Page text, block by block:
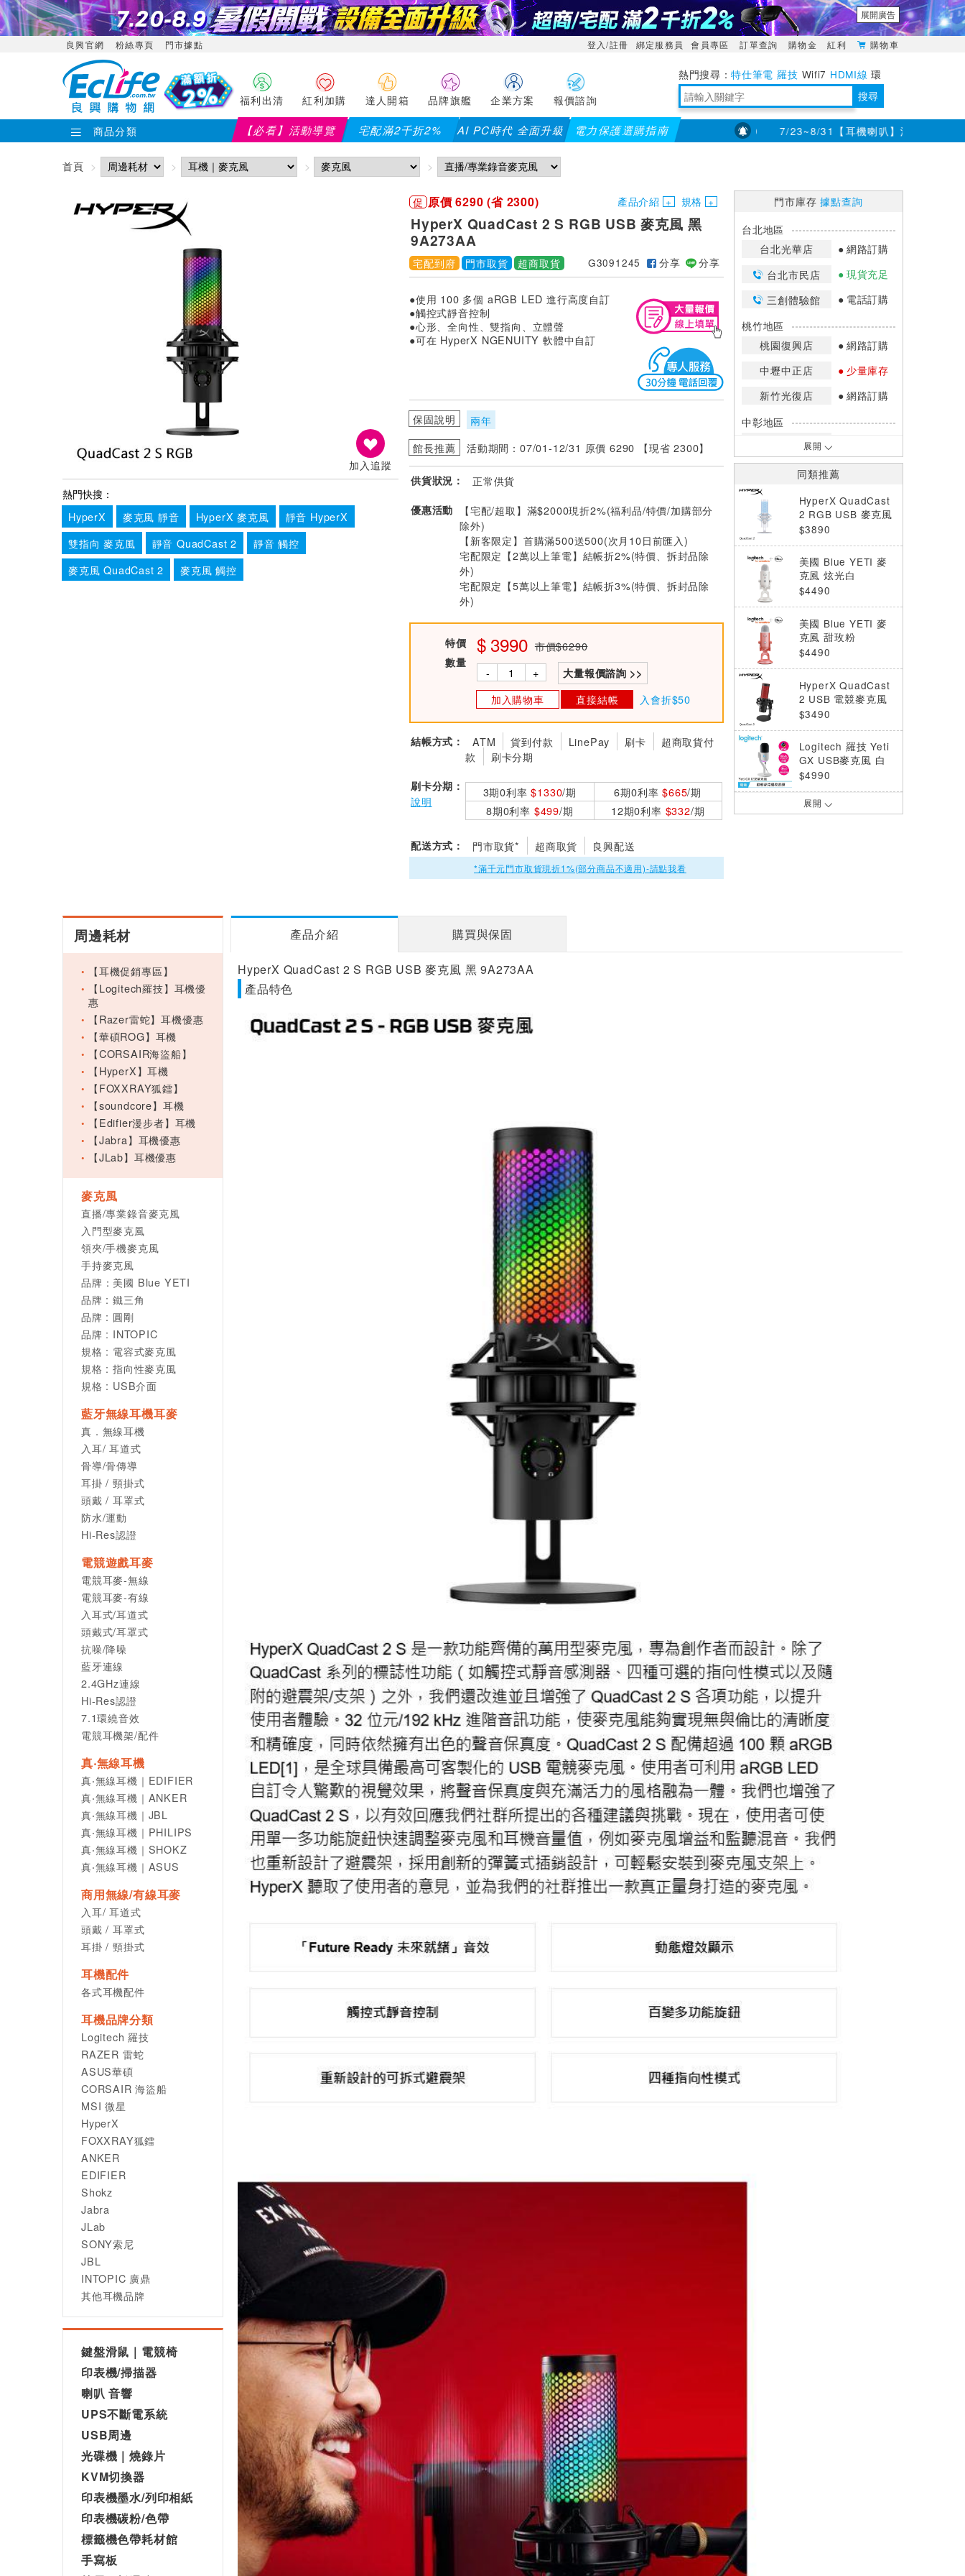
展開廣告
良興官網 粉絲專頁 門市據點 登入/註冊 綁定服務員 會員專區 訂單查詢 購物金 紅利 購物車
福利出清 紅利加購 達人開箱 品牌旗艦 企業方案 報價諮詢
特仕筆電 羅技 Wifi7 HDMI線 環
境量測 明緯POWER 搜尋
商品分類 【必看】活動導覽 宅配滿2千折2% AI PC時代 全面升級 電力保護選購指南
【PX大通】全館滿千折百(部分品項不適用，滿2千折200...) 儀錶指定款單筆滿8000折200 (最高可折$400 7/23~8/31【耳機喇叭】滿千折百 (最高折3
首頁
加入追蹤
熱門快搜：
HyperX
麥克風 靜音 HyperX 麥克風
靜音 HyperX
雙指向 麥克風
靜音 QuadCast 2
靜音 觸控
麥克風 QuadCast 2
麥克風 觸控
促 原價 6290 (省 2300) 產品介紹 規格
HyperX QuadCast 2 S RGB USB 麥克風 黑
9A273AA
宅配到府 門市取貨 超商取貨 G3091245 分享 分享
●使用 100 多個 aRGB LED 進行高度自訂
●觸控式靜音控制
●心形、全向性、雙指向、立體聲
●可在 HyperX NGENUITY 軟體中自訂
保固說明
兩年
館長推薦
活動期間：07/01-12/31 原價 6290 【現省 2300】
供貨狀況： 正常供貨
優惠活動
【宅配/超取】滿$2000現折2%(福利品/特價/加購部分
除外)
【新客限定】首購滿500送500(次月10日前匯入)
宅配限定【2萬以上筆電】結帳折2%(特價、拆封品除
外)
宅配限定【5萬以上筆電】結帳折3%(特價、拆封品除
外)
特價 3990 市價$6290
數量
- + 大量報價諮詢 >>
加入購物車 直接結帳 入會折$50
結帳方式： ATM 貨到付款 LinePay 刷卡
超商取貨付
款
刷卡分期
刷卡分期：
說明
3期0利率$1330/期 6期0利率$665/期
8期0利率 $499/期 12期0利率 $332/期
配送方式： 門市取貨* 超商取貨 良興配送
*滿千元門市取貨現折1%(部分商品不適用)-請點我看
門市庫存據點查詢
台北地區
台北光華店
網路訂購
台北市民店
現貨充足
三創體驗館
電話訂購
桃竹地區
桃園復興店
網路訂購
中壢中正店
少量庫存
新竹光復店
網路訂購
中彰地區
台中英才店
嘉南地區
高雄中華店
高雄鳳山店
網路訂購
*庫存數量：網路訂購(0)、少量庫存
*門市庫存以店內實際數量為準，可使
用專人服務或撥打門市電話洽詢。
展開
同類推薦
HyperX QuadCast
2 RGB USB 麥克風
銀 AN1D9AA
$3890
美國 Blue YETI 麥
克風 炫光白
$4490
美國 Blue YETI 麥
克風 甜玫粉
$4490
HyperX QuadCast
2 USB 電競麥克風
黑 872V1AA
$3490
Logitech 羅技 Yeti
GX USB麥克風 白
$4990
Logitech 羅技 Yeti
展開
周邊耗材
【耳機促銷專區】
【Logitech羅技】耳機優
惠
【Razer雷蛇】耳機優惠
【華碩ROG】耳機
【CORSAIR海盜船】
【HyperX】耳機
【FOXXRAY狐鐳】
【soundcore】耳機
【Edifier漫步者】耳機
【Jabra】耳機優惠
【JLab】耳機優惠
麥克風
直播/專業錄音麥克風
入門型麥克風
領夾/手機麥克風
手持麥克風
品牌：美國 Blue YETI
品牌 : 鐵三角
品牌 : 圓剛
品牌 : INTOPIC
規格 : 電容式麥克風
規格 : 指向性麥克風
規格 : USB介面
藍牙無線耳機耳麥
真．無線耳機
入耳/ 耳道式
骨導/骨傳導
耳掛 / 頸掛式
頭戴 / 耳罩式
防水/運動
Hi-Res認證
電競遊戲耳麥
電競耳麥-無線
電競耳麥-有線
入耳式/耳道式
頭戴式/耳罩式
抗噪/降噪
藍牙連線
2.4GHz連線
Hi-Res認證
7.1環繞音效
電競耳機架/配件
真‧無線耳機
真‧無線耳機｜EDIFIER
真‧無線耳機｜ANKER
真‧無線耳機｜JBL
真‧無線耳機｜PHILIPS
真‧無線耳機｜SHOKZ
真‧無線耳機｜ASUS
商用無線/有線耳麥
入耳/ 耳道式
頭戴 / 耳罩式
耳掛 / 頸掛式
耳機配件
各式耳機配件
耳機品牌分類
Logitech 羅技
RAZER 雷蛇
ASUS華碩
CORSAIR 海盜船
MSI 微星
HyperX
FOXXRAY狐鐳
ANKER
EDIFIER
Shokz
Jabra
JLab
SONY索尼
JBL
INTOPIC 廣鼎
其他耳機品牌
鍵盤滑鼠｜電競椅
印表機/掃描器
喇叭 音響
UPS不斷電系統
USB周邊
光碟機｜燒錄片
KVM切換器
印表機墨水/列印相紙
印表機碳粉/色帶
標籤機色帶耗材館
手寫板
產品介紹 購買與保固
HyperX QuadCast 2 S RGB USB 麥克風 黑 9A273AA
產品特色